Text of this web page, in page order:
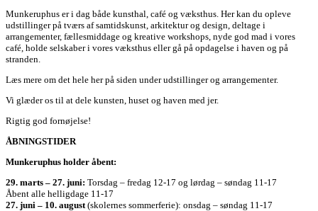
Munkeruphus er i dag både kunsthal, café og væksthus. Her kan du opleve
udstillinger på tværs af samtidskunst, arkitektur og design, deltage i
arrangementer, fællesmiddage og kreative workshops, nyde god mad i vores
café, holde selskaber i vores væksthus eller gå på opdagelse i haven og på
stranden.
Læs mere om det hele her på siden under udstillinger og arrangementer.
Vi glæder os til at dele kunsten, huset og haven med jer.
Rigtig god fornøjelse!
ÅBNINGSTIDER
Munkeruphus holder åbent:
29. marts – 27. juni: Torsdag – fredag 12-17 og lørdag – søndag 11-17
Åbent alle helligdage 11-17
27. juni – 10. august (skolernes sommerferie): onsdag – søndag 11-17